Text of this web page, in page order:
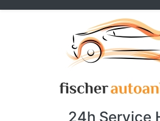
24h Service